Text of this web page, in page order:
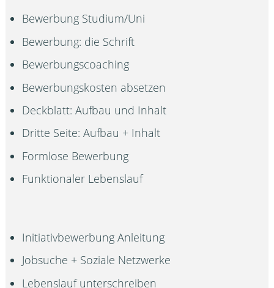
Bewerbung Studium/Uni
Bewerbung: die Schrift
Bewerbungscoaching
Bewerbungskosten absetzen
Deckblatt: Aufbau und Inhalt
Dritte Seite: Aufbau + Inhalt
Formlose Bewerbung
Funktionaler Lebenslauf
Initiativbewerbung Anleitung
Jobsuche + Soziale Netzwerke
Lebenslauf unterschreiben